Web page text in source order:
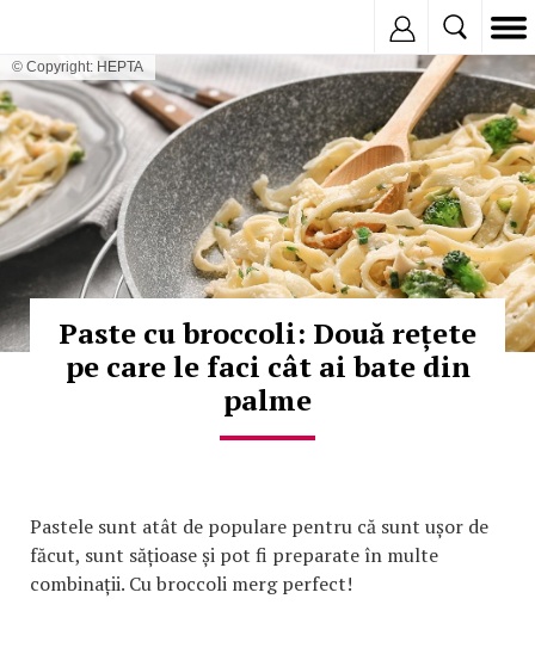
© Copyright: HEPTA
Paste cu broccoli: Două rețete
pe care le faci cât ai bate din
palme
Pastele sunt atât de populare pentru că sunt ușor de
făcut, sunt sățioase și pot fi preparate în multe
combinații. Cu broccoli merg perfect!